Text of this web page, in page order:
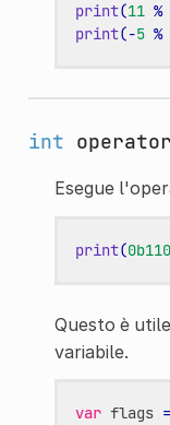
print(11 %
print(-5 %
int
Esegue
print(
Questo è
variabile.
var flags =